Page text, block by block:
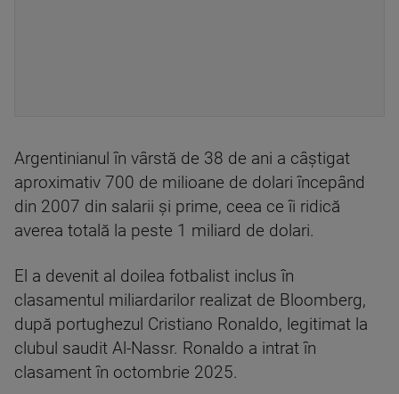
Argentinianul în vârstă de 38 de ani a câştigat
aproximativ 700 de milioane de dolari începând
din 2007 din salarii şi prime, ceea ce îi ridică
averea totală la peste 1 miliard de dolari.
El a devenit al doilea fotbalist inclus în
clasamentul miliardarilor realizat de Bloomberg,
după portughezul Cristiano Ronaldo, legitimat la
clubul saudit Al-Nassr. Ronaldo a intrat în
clasament în octombrie 2025.